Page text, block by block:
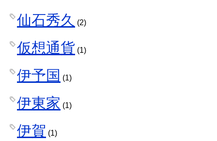
仙石秀久
(2)
仮想通貨 (1)
伊予国 (1)
伊東家 (1)
伊賀 (1)